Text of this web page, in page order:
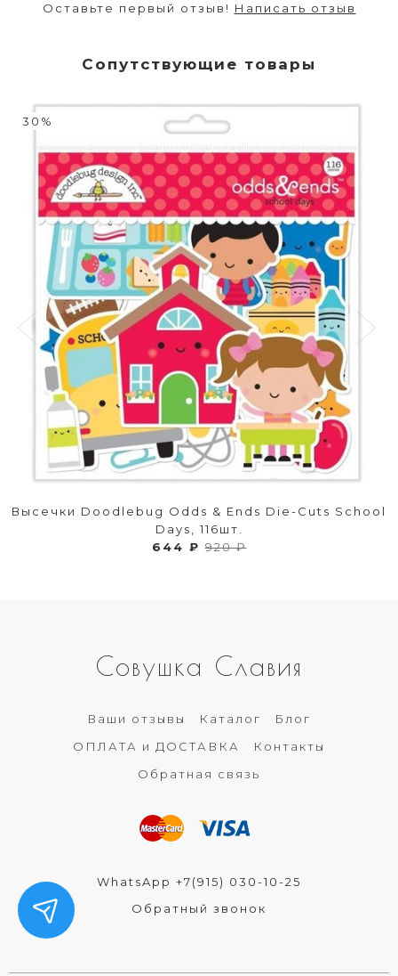
Оставьте первый отзыв! Написать отзыв
Сопутствующие товары
30%
Высечки Doodlebug Odds & Ends Die-Cuts School
Days, 116шт.
644 ₽920 ₽
Совушка Славия
Ваши отзывы Каталог
Блог
ОПЛАТА и ДОСТАВКА
Контакты
Обратная связь
WhatsApp +7(915) 030-10-25
Обратный звонок